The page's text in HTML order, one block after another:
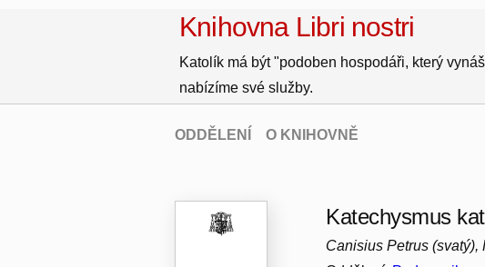
Knihovna Libri nostri
Katolík má být "podoben hospodáři, který
nabízíme své služby.
ODDĚLENÍ O KNIHOVNĚ
Katechysmus
Canisius Petrus